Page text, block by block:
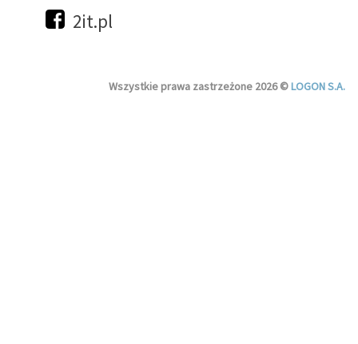
2it.pl
Wszystkie prawa zastrzeżone 2026 ©LOGON S.A.